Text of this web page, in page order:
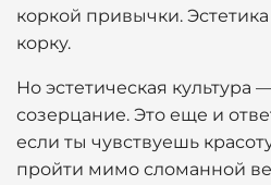
коркой привычки.
корку.
Но эстетическая культура
созерцание. Это еще и
если ты чувствуешь
пройти мимо сломанной